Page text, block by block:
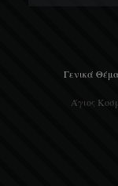
Γενικά
Άγιος